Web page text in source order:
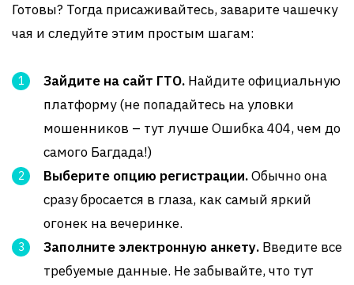
Готовы? Тогда присаживайтесь, заварите чашечку
чая и следуйте этим простым шагам:
Зайдите на сайт ГТО. Найдите официальную
платформу (не попадайтесь на уловки
мошенников – тут лучше Ошибка 404, чем до
самого Багдада!)
Выберите опцию регистрации.Обычно она
сразу бросается в глаза, как самый яркий
огонек на вечеринке.
Заполните электронную анкету. Введите все
требуемые данные. Не забывайте, что тут